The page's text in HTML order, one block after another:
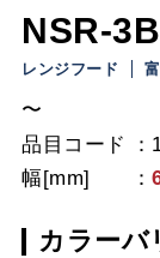
NSR-
レンジフード
〜
品目コード
幅[mm]
カラーバ